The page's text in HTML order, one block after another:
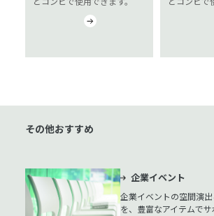
その他おすすめ
企業イベント
企業イベントの空間演
を、豊富なアイテムでサ